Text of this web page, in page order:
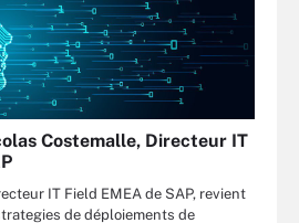
Costemalle, Directeur IT
IT Field EMEA de SAP, revient
de déploiements de